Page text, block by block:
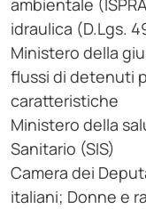
ambientale
idraulica (D.Lgs.
Ministero della
flussi di detenuti
caratteristiche
Ministero della
Sanitario (SIS)
Camera dei
italiani; Donne e